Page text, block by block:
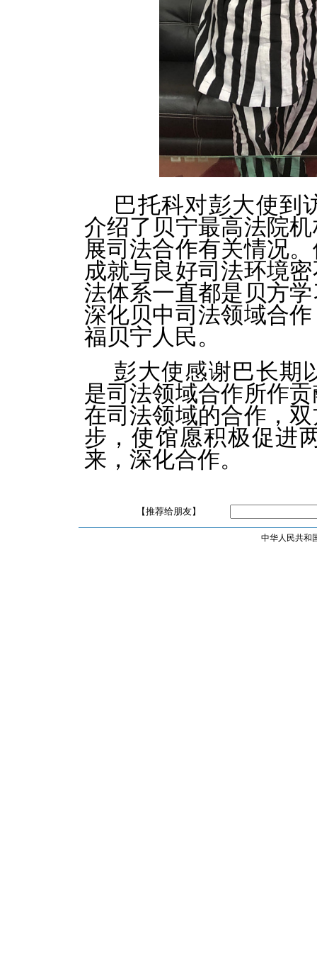
巴托科对彭大使到
介绍了贝宁最高法院
展司法合作有关情况
成就与良好司法环境
法体系一直都是贝方
深化贝中司法领域合
福贝宁人民。
彭大使感谢巴长期
是司法领域合作所作
在司法领域的合作，
步，使馆愿积极促进
来，深化合作。
【推荐给朋友】
中华人民共和